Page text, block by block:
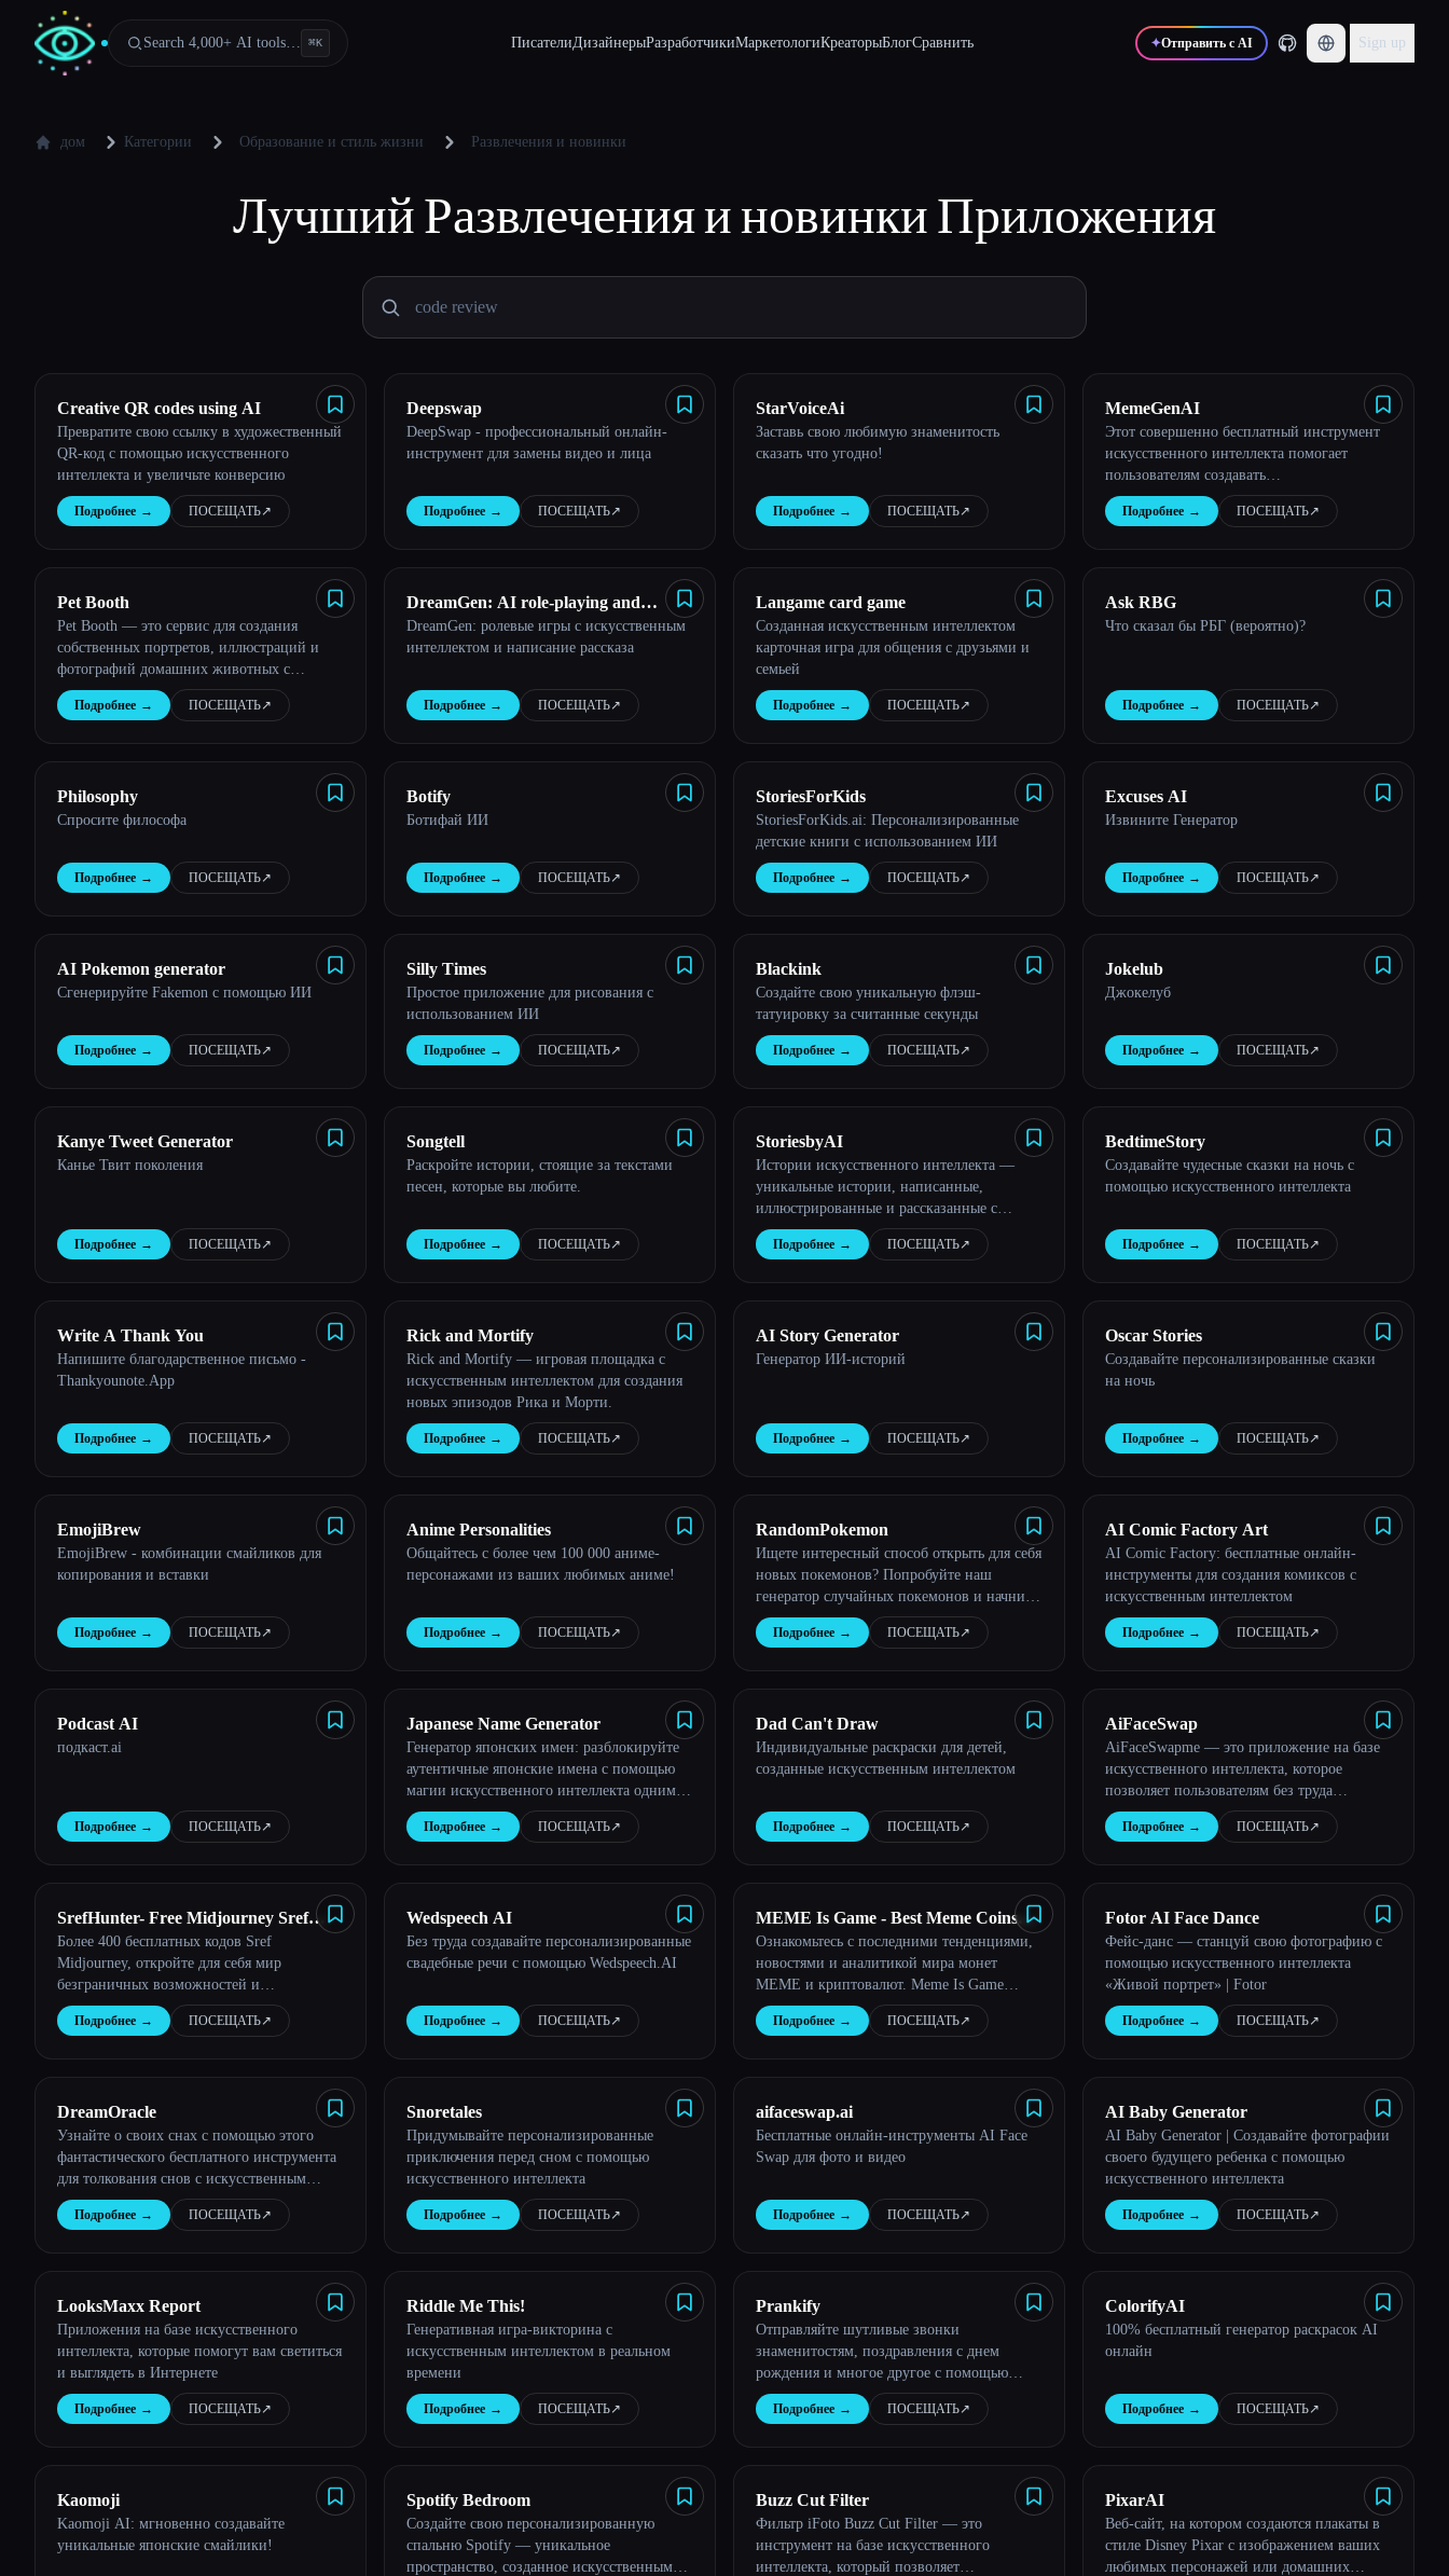
Search 4,000+ AI tools… ⌘K ПисателиДизайнерыРазработчикиМаркетологиКреаторыБлогСравнить ✦Отправить с AI Sign up
дом Категории Образование и стиль жизни Развлечения и новинки
ЛучшийРазвлечения и новинкиПриложения
Creative QR codes using AI
Превратите свою ссылку в художественный
QR-код с помощью искусственного
интеллекта и увеличьте конверсию
Подробнее → ПОСЕЩАТЬ↗︎
Deepswap
DeepSwap - профессиональный онлайн-
инструмент для замены видео и лица
Подробнее → ПОСЕЩАТЬ↗︎
StarVoiceAi
Заставь свою любимую знаменитость
сказать что угодно!
Подробнее → ПОСЕЩАТЬ↗︎
MemeGenAI
Этот совершенно бесплатный инструмент
искусственного интеллекта помогает
пользователям создавать
персонализированные мемы в формате gif.
Они могут делиться своими работами с
Подробнее → ПОСЕЩАТЬ↗︎
Pet Booth
Pet Booth — это сервис для создания
собственных портретов, иллюстраций и
фотографий домашних животных с
искусственным интеллектом. Просто
загрузите 10-20 фотографий своей кошки
Подробнее → ПОСЕЩАТЬ↗︎
DreamGen: AI role-playing and
strory-writing
DreamGen: ролевые игры с искусственным
интеллектом и написание рассказа
Подробнее → ПОСЕЩАТЬ↗︎
Langame card game
Созданная искусственным интеллектом
карточная игра для общения с друзьями и
семьей
Подробнее → ПОСЕЩАТЬ↗︎
Ask RBG
Что сказал бы РБГ (вероятно)?
Подробнее → ПОСЕЩАТЬ↗︎
Philosophy
Спросите философа
Подробнее → ПОСЕЩАТЬ↗︎
Botify
Ботифай ИИ
Подробнее → ПОСЕЩАТЬ↗︎
StoriesForKids
StoriesForKids.ai: Персонализированные
детские книги с использованием ИИ
Подробнее → ПОСЕЩАТЬ↗︎
Excuses AI
Извините Генератор
Подробнее → ПОСЕЩАТЬ↗︎
AI Pokemon generator
Сгенерируйте Fakemon с помощью ИИ
Подробнее → ПОСЕЩАТЬ↗︎
Silly Times
Простое приложение для рисования с
использованием ИИ
Подробнее → ПОСЕЩАТЬ↗︎
Blackink
Создайте свою уникальную флэш-
татуировку за считанные секунды
Подробнее → ПОСЕЩАТЬ↗︎
Jokelub
Джокелуб
Подробнее → ПОСЕЩАТЬ↗︎
Kanye Tweet Generator
Канье Твит поколения
Подробнее → ПОСЕЩАТЬ↗︎
Songtell
Раскройте истории, стоящие за текстами
песен, которые вы любите.
Подробнее → ПОСЕЩАТЬ↗︎
StoriesbyAI
Истории искусственного интеллекта —
уникальные истории, написанные,
иллюстрированные и рассказанные с
помощью искусственного интеллекта
Подробнее → ПОСЕЩАТЬ↗︎
BedtimeStory
Создавайте чудесные сказки на ночь с
помощью искусственного интеллекта
Подробнее → ПОСЕЩАТЬ↗︎
Write A Thank You
Напишите благодарственное письмо -
Thankyounote.App
Подробнее → ПОСЕЩАТЬ↗︎
Rick and Mortify
Rick and Mortify — игровая площадка с
искусственным интеллектом для создания
новых эпизодов Рика и Морти.
Подробнее → ПОСЕЩАТЬ↗︎
AI Story Generator
Генератор ИИ-историй
Подробнее → ПОСЕЩАТЬ↗︎
Oscar Stories
Создавайте персонализированные сказки
на ночь
Подробнее → ПОСЕЩАТЬ↗︎
EmojiBrew
EmojiBrew - комбинации смайликов для
копирования и вставки
Подробнее → ПОСЕЩАТЬ↗︎
Anime Personalities
Общайтесь с более чем 100 000 аниме-
персонажами из ваших любимых аниме!
Подробнее → ПОСЕЩАТЬ↗︎
RandomPokemon
Ищете интересный способ открыть для себя
новых покемонов? Попробуйте наш
генератор случайных покемонов и начните
свое приключение уже сегодня!
Подробнее → ПОСЕЩАТЬ↗︎
AI Comic Factory Art
AI Comic Factory: бесплатные онлайн-
инструменты для создания комиксов с
искусственным интеллектом
Подробнее → ПОСЕЩАТЬ↗︎
Podcast AI
подкаст.ai
Подробнее → ПОСЕЩАТЬ↗︎
Japanese Name Generator
Генератор японских имен: разблокируйте
аутентичные японские имена с помощью
магии искусственного интеллекта одним
щелчком мыши.
Подробнее → ПОСЕЩАТЬ↗︎
Dad Can't Draw
Индивидуальные раскраски для детей,
созданные искусственным интеллектом
Подробнее → ПОСЕЩАТЬ↗︎
AiFaceSwap
AiFaceSwapme — это приложение на базе
искусственного интеллекта, которое
позволяет пользователям без труда
создавать забавные видеоролики по смене
лица.Подробнее → ПОСЕЩАТЬ↗︎
SrefHunter- Free Midjourney Sref
Codes
Более 400 бесплатных кодов Sref
Midjourney, откройте для себя мир
безграничных возможностей и
вдохновения.
Подробнее → ПОСЕЩАТЬ↗︎
Wedspeech AI
Без труда создавайте персонализированные
свадебные речи с помощью Wedspeech.AI
Подробнее → ПОСЕЩАТЬ↗︎
MEME Is Game - Best Meme Coins
with AI Insights
Ознакомьтесь с последними тенденциями,
новостями и аналитикой мира монет
MEME и криптовалют. Meme Is Game
представляет собой полное руководство по
навигации по этому захватывающему
Подробнее → ПОСЕЩАТЬ↗︎
Fotor AI Face Dance
Фейс-данс — станцуй свою фотографию с
помощью искусственного интеллекта
«Живой портрет» | Fotor
Подробнее → ПОСЕЩАТЬ↗︎
DreamOracle
Узнайте о своих снах с помощью этого
фантастического бесплатного инструмента
для толкования снов с искусственным
интеллектом.
Подробнее → ПОСЕЩАТЬ↗︎
Snoretales
Придумывайте персонализированные
приключения перед сном с помощью
искусственного интеллекта
Подробнее → ПОСЕЩАТЬ↗︎
aifaceswap.ai
Бесплатные онлайн-инструменты AI Face
Swap для фото и видео
Подробнее → ПОСЕЩАТЬ↗︎
AI Baby Generator
AI Baby Generator | Создавайте фотографии
своего будущего ребенка с помощью
искусственного интеллекта
Подробнее → ПОСЕЩАТЬ↗︎
LooksMaxx Report
Приложения на базе искусственного
интеллекта, которые помогут вам светиться
и выглядеть в Интернете
Подробнее → ПОСЕЩАТЬ↗︎
Riddle Me This!
Генеративная игра-викторина с
искусственным интеллектом в реальном
времени
Подробнее → ПОСЕЩАТЬ↗︎
Prankify
Отправляйте шутливые звонки
знаменитостям, поздравления с днем
рождения и многое другое с помощью
искусственного интеллекта кому угодно,
где угодно и когда угодно.
Подробнее → ПОСЕЩАТЬ↗︎
ColorifyAI
100% бесплатный генератор раскрасок AI
онлайн
Подробнее → ПОСЕЩАТЬ↗︎
Kaomoji
Kaomoji AI: мгновенно создавайте
уникальные японские смайлики!
Spotify Bedroom
Создайте свою персонализированную
спальню Spotify — уникальное
пространство, созданное искусственным
Buzz Cut Filter
Фильтр iFoto Buzz Cut Filter — это
инструмент на базе искусственного
интеллекта, который позволяет
PixarAI
Веб-сайт, на котором создаются плакаты в
стиле Disney Pixar с изображением ваших
любимых персонажей или домашних